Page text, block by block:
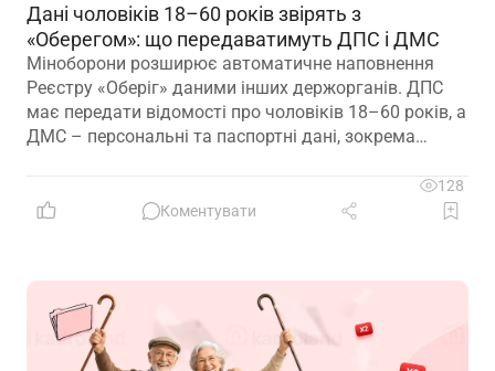
Дані чоловіків 18–60 років звірять з
«Оберегом»: що передаватимуть ДПС і ДМС
Міноборони розширює автоматичне наповнення
Реєстру «Оберіг» даними інших держорганів. ДПС
має передати відомості про чоловіків 18–60 років, а
ДМС – персональні та паспортні дані, зокрема
128
Коментувати